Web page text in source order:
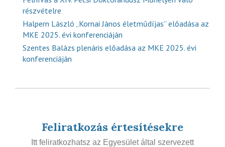
részvételre
Halpern László „Kornai János életműdíjas” előadása az
MKE 2025. évi konferenciáján
Szentes Balázs plenáris előadása az MKE 2025. évi
konferenciáján
Feliratkozás értesítésekre
Itt feliratkozhatsz az Egyesület által szervezett